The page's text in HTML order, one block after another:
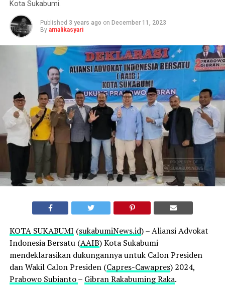
Kota Sukabumi.
Published 3 years ago on December 11, 2023
By amalikasyari
KOTA SUKABUMI (sukabumiNews.id) – Aliansi Advokat
Indonesia Bersatu (AAIB) Kota Sukabumi
mendeklarasikan dukungannya untuk Calon Presiden
dan Wakil Calon Presiden (Capres-Cawapres) 2024,
Prabowo Subianto– Gibran Rakabuming Raka.